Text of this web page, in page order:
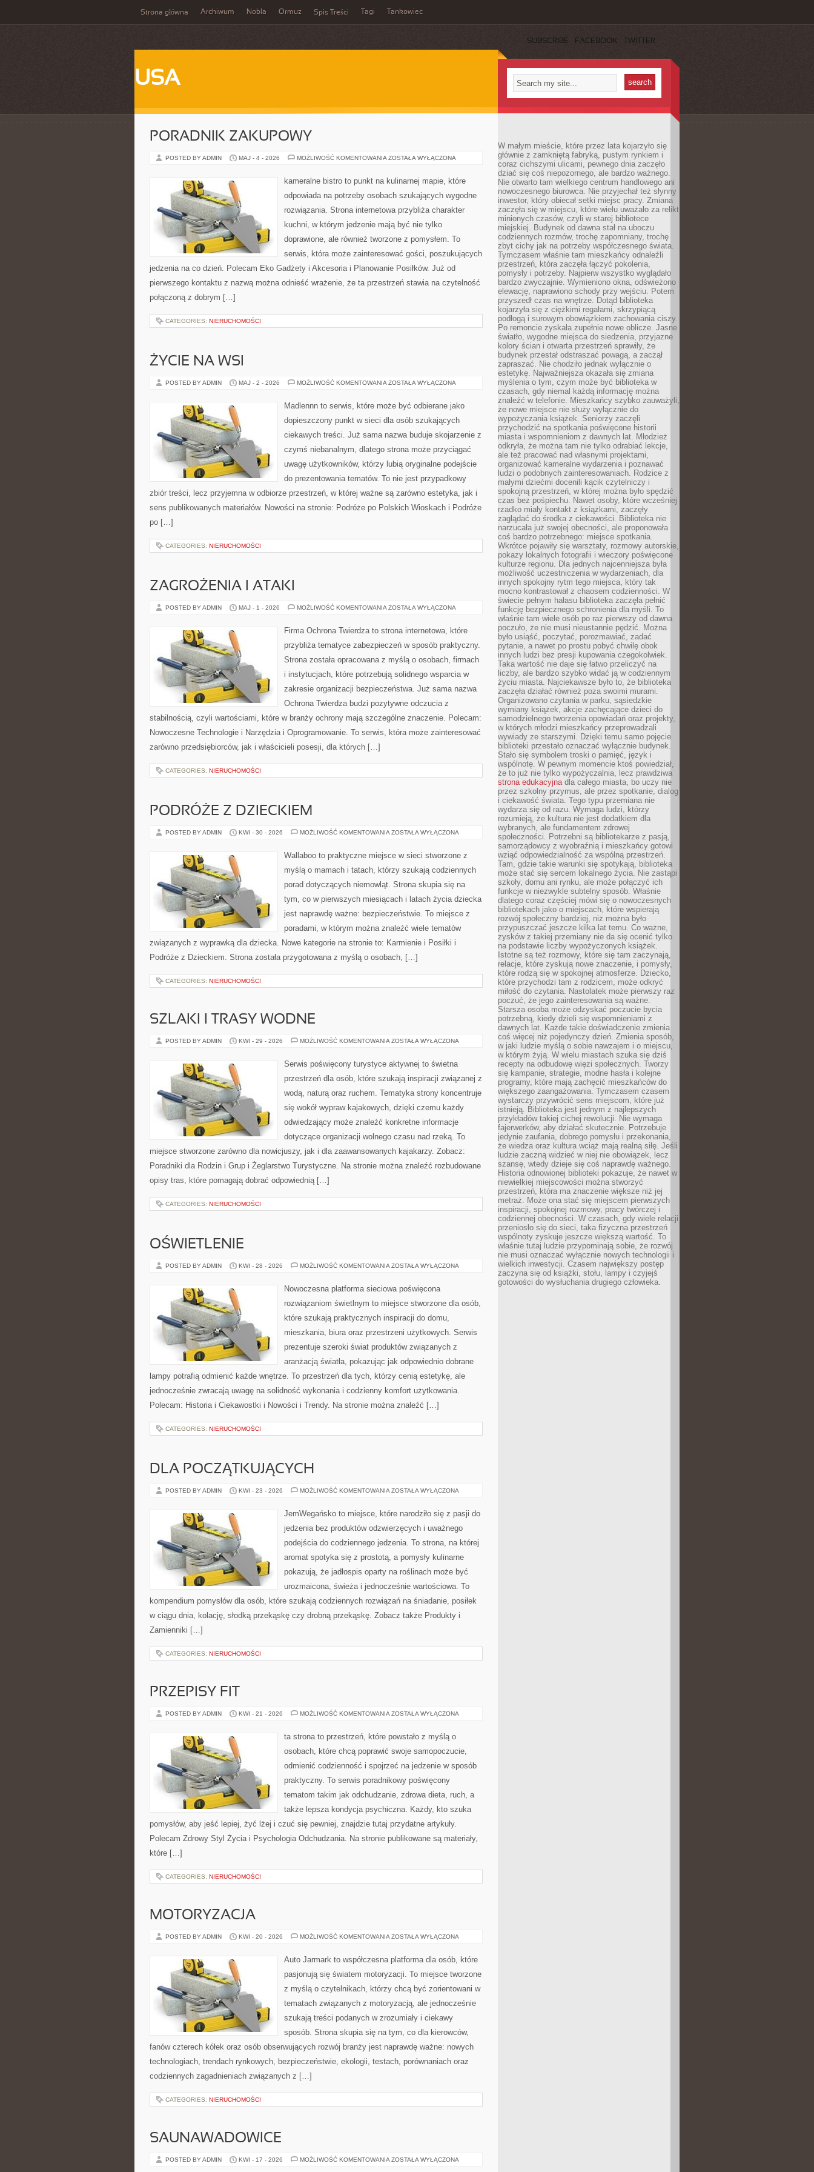
Strona główna Archiwum Nobla Ormuz Spis Treści Tagi Tankowiec
SUBSCRIBE FACEBOOK TWITTER
USA
PORADNIK ZAKUPOWY
POSTED BY ADMIN MAJ - 4 - 2026 MOŻLIWOŚĆ KOMENTOWANIA PORADNIK
ZOSTAŁA WYŁĄCZONA
kameralne bistro to punkt na kulinarnej mapie, które
odpowiada na potrzeby osobach szukających wygodne
rozwiązania. Strona internetowa przybliża charakter
kuchni, w którym jedzenie mają być nie tylko
doprawione, ale również tworzone z pomysłem. To
serwis, która może zainteresować gości, poszukujących
jedzenia na co dzień. Polecam Eko Gadżety i Akcesoria i Planowanie Posiłków. Już od
pierwszego kontaktu z nazwą można odnieść wrażenie, że ta przestrzeń stawia na czytelność
połączoną z dobrym […]
CATEGORIES: NIERUCHOMOŚCI
ŻYCIE NA WSI
POSTED BY ADMIN MAJ - 2 - 2026 MOŻLIWOŚĆ KOMENTOWANIA ŻYCIE
ZOSTAŁA WYŁĄCZONA
Madlennn to serwis, które może być odbierane jako
dopieszczony punkt w sieci dla osób szukających
ciekawych treści. Już sama nazwa buduje skojarzenie z
czymś niebanalnym, dlatego strona może przyciągać
uwagę użytkowników, którzy lubią oryginalne podejście
do prezentowania tematów. To nie jest przypadkowy
zbiór treści, lecz przyjemna w odbiorze przestrzeń, w której ważne są zarówno estetyka, jak i
sens publikowanych materiałów. Nowości na stronie: Podróże po Polskich Wioskach i Podróże
po […]
CATEGORIES: NIERUCHOMOŚCI
ZAGROŻENIA I ATAKI
POSTED BY ADMIN MAJ - 1 - 2026 MOŻLIWOŚĆ KOMENTOWANIA ZAGROŻENIA
ZOSTAŁA WYŁĄCZONA
Firma Ochrona Twierdza to strona internetowa, które
przybliża tematyce zabezpieczeń w sposób praktyczny.
Strona została opracowana z myślą o osobach, firmach
i instytucjach, które potrzebują solidnego wsparcia w
zakresie organizacji bezpieczeństwa. Już sama nazwa
Ochrona Twierdza budzi pozytywne odczucia z
stabilnością, czyli wartościami, które w branży ochrony mają szczególne znaczenie. Polecam:
Nowoczesne Technologie i Narzędzia i Oprogramowanie. To serwis, która może zainteresować
zarówno przedsiębiorców, jak i właścicieli posesji, dla których […]
CATEGORIES: NIERUCHOMOŚCI
PODRÓŻE Z DZIECKIEM
POSTED BY ADMIN KWI - 30 - 2026 MOŻLIWOŚĆ KOMENTOWANIA PODRÓŻE
ZOSTAŁA WYŁĄCZONA
Wallaboo to praktyczne miejsce w sieci stworzone z
myślą o mamach i tatach, którzy szukają codziennych
porad dotyczących niemowląt. Strona skupia się na
tym, co w pierwszych miesiącach i latach życia dziecka
jest naprawdę ważne: bezpieczeństwie. To miejsce z
poradami, w którym można znaleźć wiele tematów
związanych z wyprawką dla dziecka. Nowe kategorie na stronie to: Karmienie i Posiłki i
Podróże z Dzieckiem. Strona została przygotowana z myślą o osobach, […]
CATEGORIES: NIERUCHOMOŚCI
SZLAKI I TRASY WODNE
POSTED BY ADMIN KWI - 29 - 2026 MOŻLIWOŚĆ KOMENTOWANIA SZLAKI
WODNE
ZOSTAŁA WYŁĄCZONA
Serwis poświęcony turystyce aktywnej to świetna
przestrzeń dla osób, które szukają inspiracji związanej z
wodą, naturą oraz ruchem. Tematyka strony koncentruje
się wokół wypraw kajakowych, dzięki czemu każdy
odwiedzający może znaleźć konkretne informacje
dotyczące organizacji wolnego czasu nad rzeką. To
miejsce stworzone zarówno dla nowicjuszy, jak i dla zaawansowanych kajakarzy. Zobacz:
Poradniki dla Rodzin i Grup i Żeglarstwo Turystyczne. Na stronie można znaleźć rozbudowane
opisy tras, które pomagają dobrać odpowiednią […]
CATEGORIES: NIERUCHOMOŚCI
OŚWIETLENIE
POSTED BY ADMIN KWI - 28 - 2026 MOŻLIWOŚĆ KOMENTOWANIA OŚWIETLENIE
ZOSTAŁA WYŁĄCZONA
Nowoczesna platforma sieciowa poświęcona
rozwiązaniom świetlnym to miejsce stworzone dla osób,
które szukają praktycznych inspiracji do domu,
mieszkania, biura oraz przestrzeni użytkowych. Serwis
prezentuje szeroki świat produktów związanych z
aranżacją światła, pokazując jak odpowiednio dobrane
lampy potrafią odmienić każde wnętrze. To przestrzeń dla tych, którzy cenią estetykę, ale
jednocześnie zwracają uwagę na solidność wykonania i codzienny komfort użytkowania.
Polecam: Historia i Ciekawostki i Nowości i Trendy. Na stronie można znaleźć […]
CATEGORIES: NIERUCHOMOŚCI
DLA POCZĄTKUJĄCYCH
POSTED BY ADMIN KWI - 23 - 2026 MOŻLIWOŚĆ KOMENTOWANIA DLA
ZOSTAŁA WYŁĄCZONA
JemWegańsko to miejsce, które narodziło się z pasji do
jedzenia bez produktów odzwierzęcych i uważnego
podejścia do codziennego jedzenia. To strona, na której
aromat spotyka się z prostotą, a pomysły kulinarne
pokazują, że jadłospis oparty na roślinach może być
urozmaicona, świeża i jednocześnie wartościowa. To
kompendium pomysłów dla osób, które szukają codziennych rozwiązań na śniadanie, posiłek
w ciągu dnia, kolację, słodką przekąskę czy drobną przekąskę. Zobacz także Produkty i
Zamienniki […]
CATEGORIES: NIERUCHOMOŚCI
PRZEPISY FIT
POSTED BY ADMIN KWI - 21 - 2026 MOŻLIWOŚĆ KOMENTOWANIA PRZEPISY
ZOSTAŁA WYŁĄCZONA
ta strona to przestrzeń, które powstało z myślą o
osobach, które chcą poprawić swoje samopoczucie,
odmienić codzienność i spojrzeć na jedzenie w sposób
praktyczny. To serwis poradnikowy poświęcony
tematom takim jak odchudzanie, zdrowa dieta, ruch, a
także lepsza kondycja psychiczna. Każdy, kto szuka
pomysłów, aby jeść lepiej, żyć lżej i czuć się pewniej, znajdzie tutaj przydatne artykuły.
Polecam Zdrowy Styl Życia i Psychologia Odchudzania. Na stronie publikowane są materiały,
które […]
CATEGORIES: NIERUCHOMOŚCI
MOTORYZACJA
POSTED BY ADMIN KWI - 20 - 2026 MOŻLIWOŚĆ KOMENTOWANIA MOTORYZACJA
ZOSTAŁA WYŁĄCZONA
Auto Jarmark to współczesna platforma dla osób, które
pasjonują się światem motoryzacji. To miejsce tworzone
z myślą o czytelnikach, którzy chcą być zorientowani w
tematach związanych z motoryzacją, ale jednocześnie
szukają treści podanych w zrozumiały i ciekawy
sposób. Strona skupia się na tym, co dla kierowców,
fanów czterech kółek oraz osób obserwujących rozwój branży jest naprawdę ważne: nowych
technologiach, trendach rynkowych, bezpieczeństwie, ekologii, testach, porównaniach oraz
codziennych zagadnieniach związanych z […]
CATEGORIES: NIERUCHOMOŚCI
SAUNAWADOWICE
POSTED BY ADMIN KWI - 17 - 2026 MOŻLIWOŚĆ KOMENTOWANIA SAUNAWADOWICE
ZOSTAŁA WYŁĄCZONA
W małym mieście, które przez lata kojarzyło się
głównie z zamkniętą fabryką, pustym rynkiem i
coraz cichszymi ulicami, pewnego dnia zaczęło
dziać się coś niepozornego, ale bardzo ważnego.
Nie otwarto tam wielkiego centrum handlowego ani
nowoczesnego biurowca. Nie przyjechał też słynny
inwestor, który obiecał setki miejsc pracy. Zmiana
zaczęła się w miejscu, które wielu uważało za relikt
minionych czasów, czyli w starej bibliotece
miejskiej. Budynek od dawna stał na uboczu
codziennych rozmów, trochę zapomniany, trochę
zbyt cichy jak na potrzeby współczesnego świata.
Tymczasem właśnie tam mieszkańcy odnaleźli
przestrzeń, która zaczęła łączyć pokolenia,
pomysły i potrzeby. Najpierw wszystko wyglądało
bardzo zwyczajnie. Wymieniono okna, odświeżono
elewację, naprawiono schody przy wejściu. Potem
przyszedł czas na wnętrze. Dotąd biblioteka
kojarzyła się z ciężkimi regałami, skrzypiącą
podłogą i surowym obowiązkiem zachowania ciszy.
Po remoncie zyskała zupełnie nowe oblicze. Jasne
światło, wygodne miejsca do siedzenia, przyjazne
kolory ścian i otwarta przestrzeń sprawiły, że
budynek przestał odstraszać powagą, a zaczął
zapraszać. Nie chodziło jednak wyłącznie o
estetykę. Najważniejsza okazała się zmiana
myślenia o tym, czym może być biblioteka w
czasach, gdy niemal każdą informację można
znaleźć w telefonie. Mieszkańcy szybko zauważyli,
że nowe miejsce nie służy wyłącznie do
wypożyczania książek. Seniorzy zaczęli
przychodzić na spotkania poświęcone historii
miasta i wspomnieniom z dawnych lat. Młodzież
odkryła, że można tam nie tylko odrabiać lekcje,
ale też pracować nad własnymi projektami,
organizować kameralne wydarzenia i poznawać
ludzi o podobnych zainteresowaniach. Rodzice z
małymi dziećmi docenili kącik czytelniczy i
spokojną przestrzeń, w której można było spędzić
czas bez pośpiechu. Nawet osoby, które wcześniej
rzadko miały kontakt z książkami, zaczęły
zaglądać do środka z ciekawości. Biblioteka nie
narzucała już swojej obecności, ale proponowała
coś bardzo potrzebnego: miejsce spotkania.
Wkrótce pojawiły się warsztaty, rozmowy autorskie,
pokazy lokalnych fotografii i wieczory poświęcone
kulturze regionu. Dla jednych najcenniejsza była
możliwość uczestniczenia w wydarzeniach, dla
innych spokojny rytm tego miejsca, który tak
mocno kontrastował z chaosem codzienności. W
świecie pełnym hałasu biblioteka zaczęła pełnić
funkcję bezpiecznego schronienia dla myśli. To
właśnie tam wiele osób po raz pierwszy od dawna
poczuło, że nie musi nieustannie pędzić. Można
było usiąść, poczytać, porozmawiać, zadać
pytanie, a nawet po prostu pobyć chwilę obok
innych ludzi bez presji kupowania czegokolwiek.
Taka wartość nie daje się łatwo przeliczyć na
liczby, ale bardzo szybko widać ją w codziennym
życiu miasta. Najciekawsze było to, że biblioteka
zaczęła działać również poza swoimi murami.
Organizowano czytania w parku, sąsiedzkie
wymiany książek, akcje zachęcające dzieci do
samodzielnego tworzenia opowiadań oraz projekty,
w których młodzi mieszkańcy przeprowadzali
wywiady ze starszymi. Dzięki temu samo pojęcie
biblioteki przestało oznaczać wyłącznie budynek.
Stało się symbolem troski o pamięć, język i
wspólnotę. W pewnym momencie ktoś powiedział,
że to już nie tylko wypożyczalnia, lecz prawdziwa
strona edukacyjnadla całego miasta, bo uczy nie
przez szkolny przymus, ale przez spotkanie, dialog
i ciekawość świata. Tego typu przemiana nie
wydarza się od razu. Wymaga ludzi, którzy
rozumieją, że kultura nie jest dodatkiem dla
wybranych, ale fundamentem zdrowej
społeczności. Potrzebni są bibliotekarze z pasją,
samorządowcy z wyobraźnią i mieszkańcy gotowi
wziąć odpowiedzialność za wspólną przestrzeń.
Tam, gdzie takie warunki się spotykają, biblioteka
może stać się sercem lokalnego życia. Nie zastąpi
szkoły, domu ani rynku, ale może połączyć ich
funkcje w niezwykle subtelny sposób. Właśnie
dlatego coraz częściej mówi się o nowoczesnych
bibliotekach jako o miejscach, które wspierają
rozwój społeczny bardziej, niż można było
przypuszczać jeszcze kilka lat temu. Co ważne,
zysków z takiej przemiany nie da się ocenić tylko
na podstawie liczby wypożyczonych książek.
Istotne są też rozmowy, które się tam zaczynają,
relacje, które zyskują nowe znaczenie, i pomysły,
które rodzą się w spokojnej atmosferze. Dziecko,
które przychodzi tam z rodzicem, może odkryć
miłość do czytania. Nastolatek może pierwszy raz
poczuć, że jego zainteresowania są ważne.
Starsza osoba może odzyskać poczucie bycia
potrzebną, kiedy dzieli się wspomnieniami z
dawnych lat. Każde takie doświadczenie zmienia
coś więcej niż pojedynczy dzień. Zmienia sposób,
w jaki ludzie myślą o sobie nawzajem i o miejscu,
w którym żyją. W wielu miastach szuka się dziś
recepty na odbudowę więzi społecznych. Tworzy
się kampanie, strategie, modne hasła i kolejne
programy, które mają zachęcić mieszkańców do
większego zaangażowania. Tymczasem czasem
wystarczy przywrócić sens miejscom, które już
istnieją. Biblioteka jest jednym z najlepszych
przykładów takiej cichej rewolucji. Nie wymaga
fajerwerków, aby działać skutecznie. Potrzebuje
jedynie zaufania, dobrego pomysłu i przekonania,
że wiedza oraz kultura wciąż mają realną siłę. Jeśli
ludzie zaczną widzieć w niej nie obowiązek, lecz
szansę, wtedy dzieje się coś naprawdę ważnego.
Historia odnowionej biblioteki pokazuje, że nawet w
niewielkiej miejscowości można stworzyć
przestrzeń, która ma znaczenie większe niż jej
metraż. Może ona stać się miejscem pierwszych
inspiracji, spokojnej rozmowy, pracy twórczej i
codziennej obecności. W czasach, gdy wiele relacji
przeniosło się do sieci, taka fizyczna przestrzeń
wspólnoty zyskuje jeszcze większą wartość. To
właśnie tutaj ludzie przypominają sobie, że rozwój
nie musi oznaczać wyłącznie nowych technologii i
wielkich inwestycji. Czasem największy postęp
zaczyna się od książki, stołu, lampy i czyjejś
gotowości do wysłuchania drugiego człowieka.